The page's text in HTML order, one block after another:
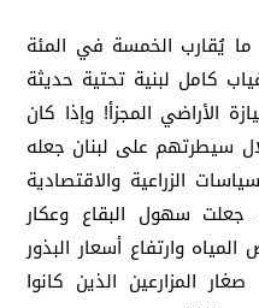
ما يُقارب الخمسة في المئة
كامل لبنية تحتية حديثة
الأراضي المجزأ! وإذا كان
سيطرتهم على لبنان جعله
الزراعية والاقتصادية
جعلت سهول البقاع وعكار
وارتفاع أسعار البذور
المزارعين الذين كانوا